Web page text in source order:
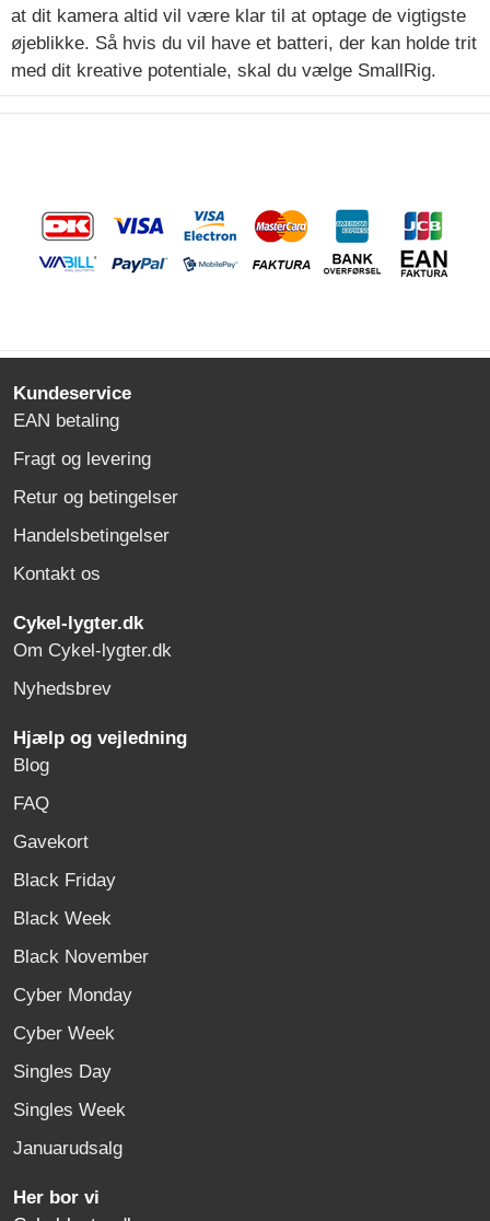
at dit kamera altid vil være klar til at optage de vigtigste
øjeblikke. Så hvis du vil have et batteri, der kan holde trit
med dit kreative potentiale, skal du vælge SmallRig.
Kundeservice
EAN betaling
Fragt og levering
Retur og betingelser
Handelsbetingelser
Kontakt os
Cykel-lygter.dk
Om Cykel-lygter.dk
Nyhedsbrev
Hjælp og vejledning
Blog
FAQ
Gavekort
Black Friday
Black Week
Black November
Cyber Monday
Cyber Week
Singles Day
Singles Week
Januarudsalg
Her bor vi